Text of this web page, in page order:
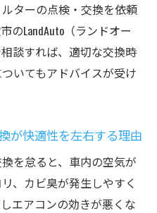
ターの点検・交換を依頼
のLandAuto（ランドオー
談すれば、適切な交換時
いてもアドバイスが受け
が快適性を左右する理由
を怠ると、車内の空気が
、カビ臭が発生しやすく
エアコンの効きが悪くな